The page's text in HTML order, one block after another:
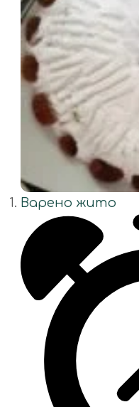
Варено жито